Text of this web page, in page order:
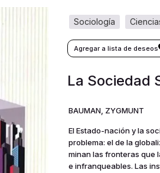
sociología
La Sociedad
BAUMAN, ZYGMUNT
El Estado-nación y la
problema: el de la
minan las fronteras que
e infranqueables. Las